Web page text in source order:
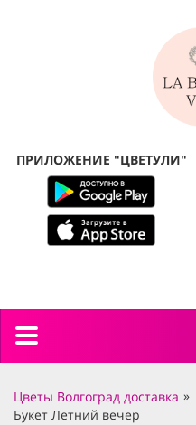
ПРИЛОЖЕНИЕ "ЦВЕТУЛИ"
Toggle
Цветы Волгоград доставка
Букет Летний вечер